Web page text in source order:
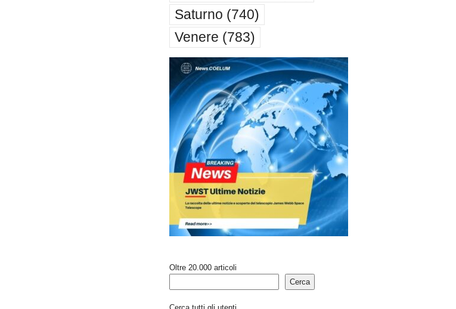
Saturno (740)
Venere (783)
Oltre 20.000 articoli
Cerca